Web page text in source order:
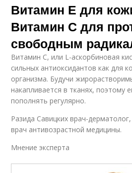
Витамин Е для
Витамин С для
свободным
Витамин С, или L-аскорбиновая
сильных антиоксидантов как для
организма. Будучи
накапливается в тканях, поэтому
пополнять регулярно.
Разида Савицких врач-
врач антивозрастной медицины.
Мнение эксперта